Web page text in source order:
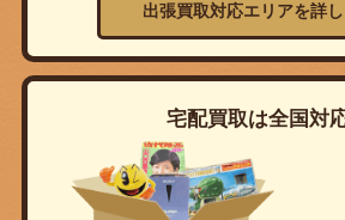
出張買取対応エリアを詳
宅配買取は全国対